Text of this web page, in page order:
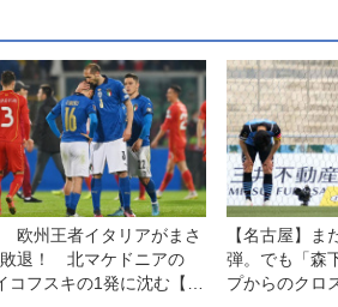
欧州王者イタリアがまさ
退！ 北マケドニアの
コフスキの1発に沈む【Ｗ
【名古屋】
弾。でも「森
プからのクロ